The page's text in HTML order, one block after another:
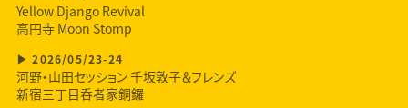
Yellow Django Revival
高円寺 Moon Stomp
2026/05/23-24
河野・山田セッション 千坂敦子＆フレンズ
新宿三丁目呑者家銅鑼